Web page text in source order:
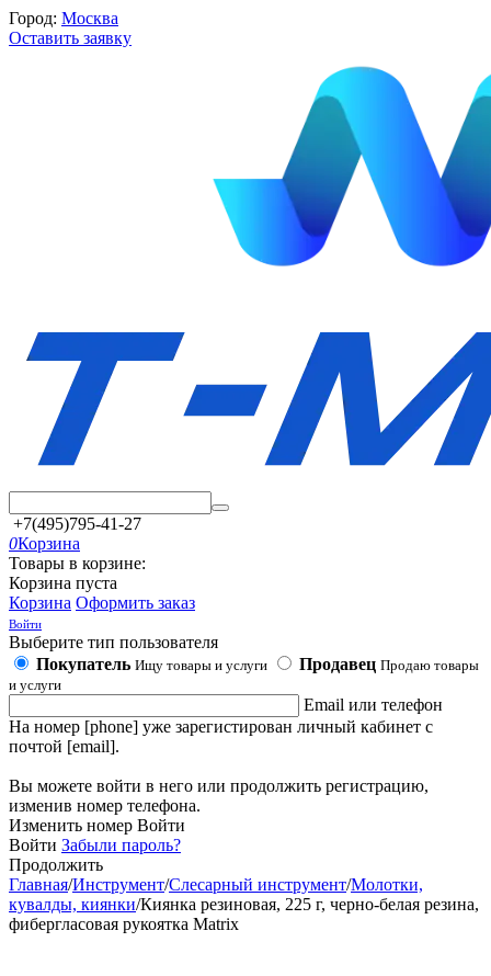
Город: Москва
Оставить заявку
+7(495)795-41-27
0Корзина
Товары в корзине:
Корзина пуста
Корзина Оформить заказ
Войти
Выберите тип пользователя
Покупатель Ищу товары и услуги Продавец Продаю товары
и услуги
Email или телефон
На номер [phone] уже зарегистирован личный кабинет с
почтой [email].
Вы можете войти в него или продолжить регистрацию,
изменив номер телефона.
Изменить номер Войти
Войти Забыли пароль?
Продолжить
Главная/Инструмент/Слесарный инструмент/Молотки,
кувалды, киянки/Киянка резиновая, 225 г, черно-белая резина,
фибергласовая рукоятка Matrix